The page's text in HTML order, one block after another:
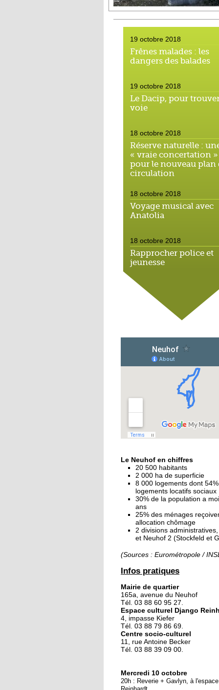
19 octobre 2018
Frênes malades : les
dangers des balades
19 octobre 2018
Le Dacip, pour
voie
18 octobre 2018
Réserve naturelle :
« vraie concertation »
pour le nouveau plan
circulation
18 octobre 2018
Voyage musical avec
Anatolia
18 octobre 2018
Rapprocher police et
jeunesse
18 octobre 2018
Un jardin face aux
obstacles
Jouer à Fifa à la
médiathèque
16 octobre 2018
«Chacun me propose
autofinancement là, ce
qui vous vient !»
16 octobre 2018
ciel ouvert »
16 octobre 2018
Un vécu de poids
15 octobre 2018
Difracto : devenir un
avec Django
Le vrac s'invite au
11 octobre 2018
Les petites filles
chaussent leurs
10 octobre 2018
Le Neuhof en chiffres
20 500 habitants
2 000 ha de superficie
8 000 logements dont
logements locatifs sociaux
30% de la population a
ans
25% des ménages
allocation chômage
2 divisions
et Neuhof 2 (Stockfeld et
(Sources : Eurométropole /
Infos pratiques
Mairie de quartier
165a, avenue du Neuhof
Tél. 03 88 60 95 27.
Espace culturel Django
4, impasse Kiefer
Tél. 03 88 79 86 69.
Centre socio-culturel
11, rue Antoine Becker
Tél. 03 88 39 09 00.
Mercredi 10 octobre
20h : Reverie + Gavlyn, à